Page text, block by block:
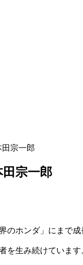
宗一郎
宗一郎
のホンダ」にまで
を生み続けています